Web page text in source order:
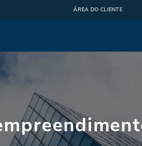
ÁREA DO CLIENTE